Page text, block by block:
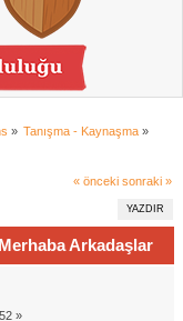
» Tanışma - Kaynaşma»
« önceki sonraki »
YAZDIR
Arkadaşlar
»